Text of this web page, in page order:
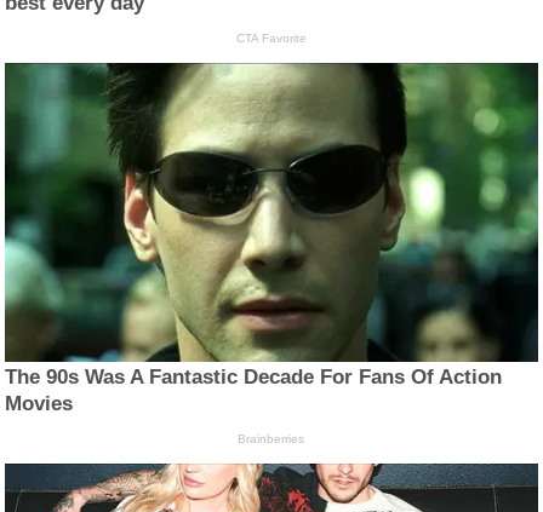
CTA Favorite
The 90s Was A Fantastic Decade For Fans Of Action
Movies
Brainberries